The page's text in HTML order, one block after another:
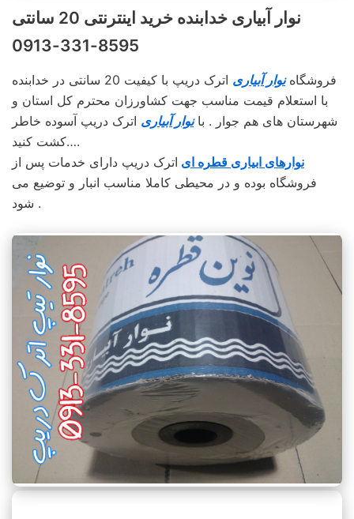
نوار آبیاری خدابنده خرید اینترنتی 20 سانتی
8595-331-0913
فروشگاهنوار آبیاری
اترک دریپ با کیفیت 20 سانتی در خدابنده
با استعلام قیمت مناسب جهت کشاورزان محترم کل استان و
شهرستان های هم جوار . بانوار آبیاری اترک دریپ آسوده خاطر
کشت کنید….
نوارهای ابیاری قطره ای اترک دریپ دارای خدمات پس از
فروشگاه بوده و در محیطی کاملا مناسب انبار و توضیع می
شود .